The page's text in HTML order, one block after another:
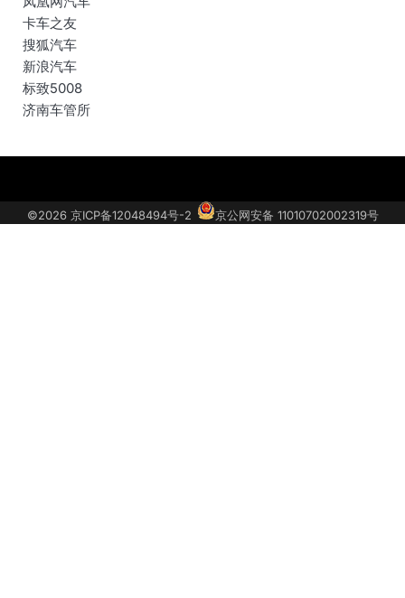
卡车之友
搜狐汽车
新浪汽车
标致5008
济南车管所
于
我
车
投
系
我
取
车
©2026 京ICP备12048494号-2 京公网安备 11010702002319号